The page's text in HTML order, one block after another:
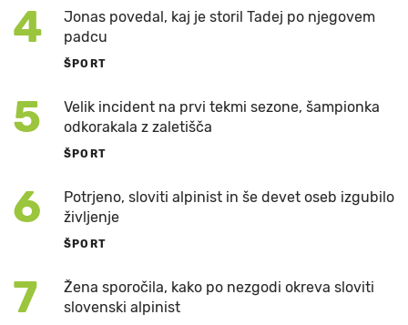
4
Jonas povedal, kaj je storil Tadej po njegovem
padcu
ŠPORT
5
Velik incident na prvi tekmi sezone, šampionka
odkorakala z zaletišča
ŠPORT
6
Potrjeno, sloviti alpinist in še devet oseb izgubilo
življenje
ŠPORT
7
Žena sporočila, kako po nezgodi okreva sloviti
slovenski alpinist